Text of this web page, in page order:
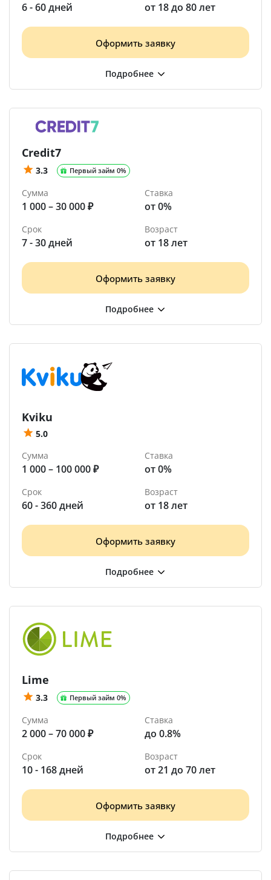
6 - 60 дней от 18 до 80 лет
Оформить заявку
Credit7
3.3 Первый займ 0%
Сумма
1 000 – 30 000 ₽
Ставка
от 0%
Срок
7 - 30 дней
Возраст
от 18 лет
Оформить заявку
Kviku
5.0
Сумма
1 000 – 100 000 ₽
Ставка
от 0%
Срок
60 - 360 дней
Возраст
от 18 лет
Оформить заявку
Lime
3.3 Первый займ 0%
Сумма
2 000 – 70 000 ₽
Ставка
до 0.8%
Срок
10 - 168 дней
Возраст
от 21 до 70 лет
Оформить заявку